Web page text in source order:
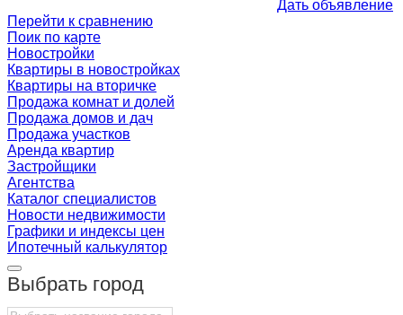
Дать объявление
Перейти к сравнению
Поик по карте
Новостройки
Квартиры в новостройках
Квартиры на вторичке
Продажа комнат и долей
Продажа домов и дач
Продажа участков
Аренда квартир
Застройщики
Агентства
Каталог специалистов
Новости недвижимости
Графики и индексы цен
Ипотечный калькулятор
Выбрать город